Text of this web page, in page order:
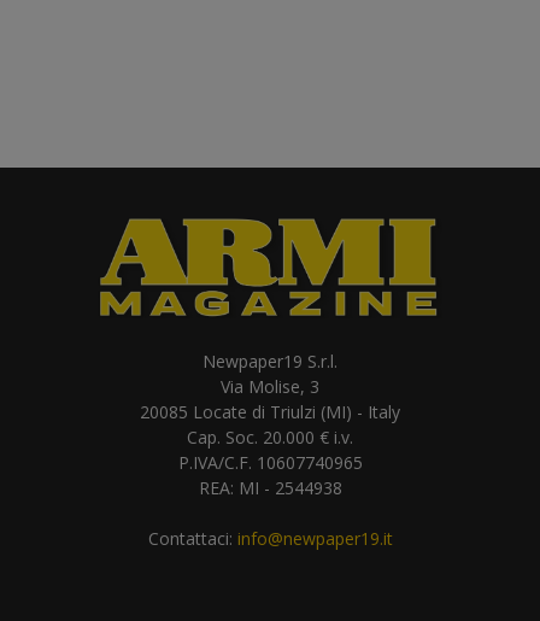
Newpaper19 S.r.l.
Via Molise, 3
20085 Locate di Triulzi (MI) - Italy
Cap. Soc. 20.000 € i.v.
P.IVA/C.F. 10607740965
REA: MI - 2544938
Contattaci: info@newpaper19.it